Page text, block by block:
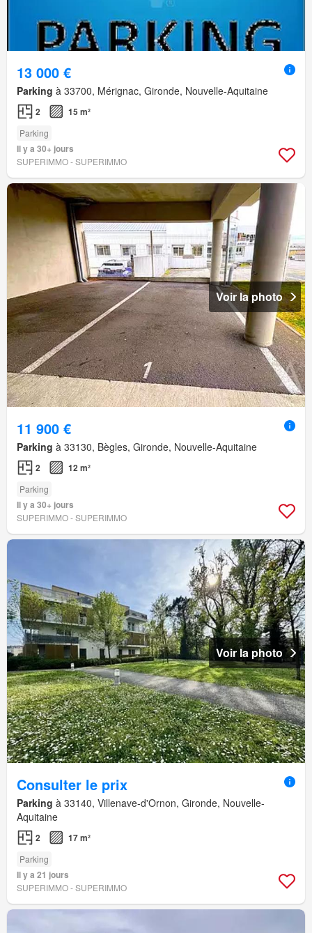
13 000 €
Parking à 33700, Mérignac, Gironde, Nouvelle-Aquitaine
2 15 m²
Parking
Il y a 30+ jours
SUPERIMMO - SUPERIMMO
Voir la photo
11 900 €
Parking à 33130, Bègles, Gironde, Nouvelle-Aquitaine
2 12 m²
Parking
Il y a 30+ jours
SUPERIMMO - SUPERIMMO
Voir la photo
Consulter le prix
Parking à 33140, Villenave-d'Ornon, Gironde, Nouvelle-
Aquitaine
2 17 m²
Parking
Il y a 21 jours
SUPERIMMO - SUPERIMMO